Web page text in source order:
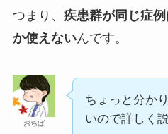
つまり、 疾患群が同じ症
か使えないんです。
おちば
ちょっと分か
いので詳しく